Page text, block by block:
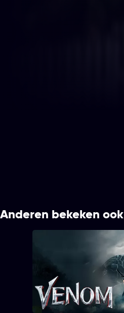
Anderen bekeken ook
Venom